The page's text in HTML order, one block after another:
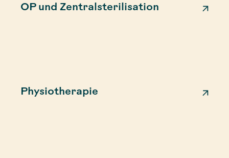
OP und Zentralsterilisation
Physiotherapie